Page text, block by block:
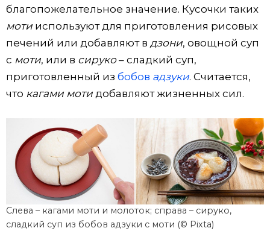
благопожелательное значение. Кусочки таких
мотииспользуют для приготовления рисовых
печений или добавляют в дзони, овощной суп
с моти, или в сируко– сладкий суп,
приготовленный из бобов адзуки. Считается,
что кагами мотидобавляют жизненных сил.
Слева – кагами моти и молоток; справа – сируко,
сладкий суп из бобов адзуки с моти (© Pixta)